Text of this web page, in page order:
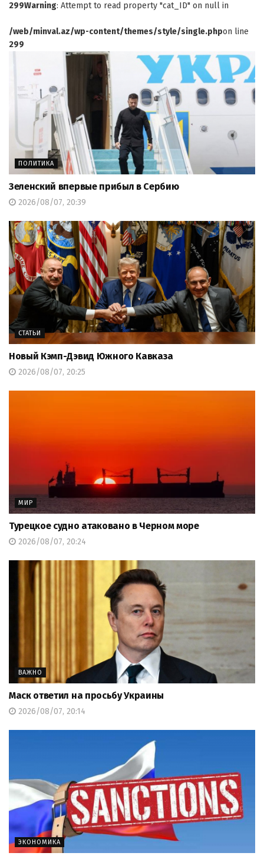
299Warning: Attempt to read property "cat_ID" on null in
/web/minval.az/wp-content/themes/style/single.phpon line
299
ПОЛИТИКА
Зеленский впервые прибыл в Сербию
2026/08/07, 20:39
СТАТЬИ
Новый Кэмп-Дэвид Южного Кавказа
2026/08/07, 20:25
МИР
Турецкое судно атаковано в Черном море
2026/08/07, 20:24
ВАЖНО
Маск ответил на просьбу Украины
2026/08/07, 20:14
ЭКОНОМИКА